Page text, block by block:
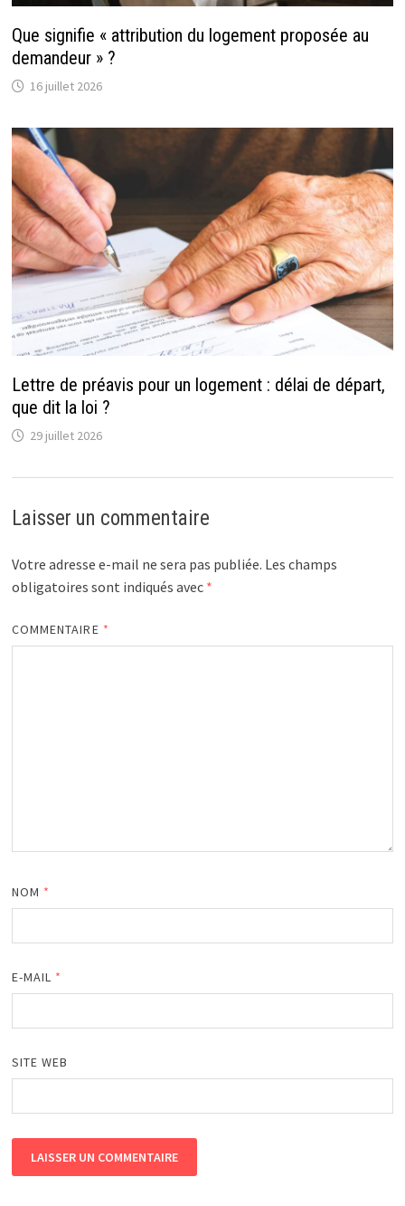
Que signifie « attribution du logement proposée au
demandeur » ?
16 juillet 2026
Lettre de préavis pour un logement : délai de départ,
que dit la loi ?
29 juillet 2026
Laisser un commentaire
Votre adresse e-mail ne sera pas publiée. Les champs
obligatoires sont indiqués avec *
COMMENTAIRE *
NOM *
E-MAIL *
SITE WEB